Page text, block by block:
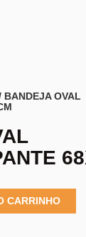
BANDEJA OVAL
CARRINHO